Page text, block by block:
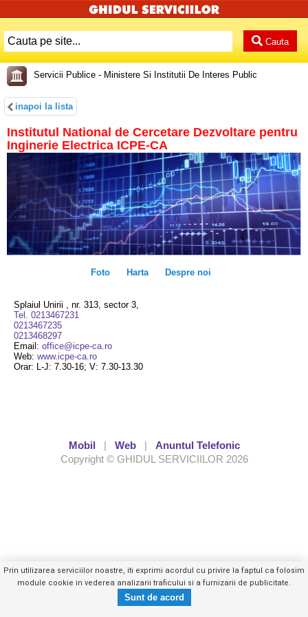
Cauta
Servicii Publice - Ministere Si Institutii De Interes Public
inapoi la lista
Institutul National de Cercetare Dezvoltare pentru
Inginerie Electrica ICPE-CA
Foto Harta Despre noi
Splaiul Unirii , nr. 313, sector 3,
Tel. 0213467231
0213467235
0213468297
Email: office@icpe-ca.ro
Web: www.icpe-ca.ro
Orar: L-J: 7.30-16; V: 7.30-13.30
Tel. 0213467XXX
Trimite mesaj privat
Mobil Web| Anuntul Telefonic
Copyright © GHIDUL SERVICIILOR 2026
Prin utilizarea serviciilor noastre, iti exprimi acordul cu privire la faptul ca folosim
module cookie in vederea analizarii traficului si a furnizarii de publicitate.